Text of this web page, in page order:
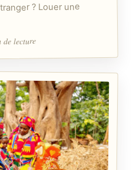
? Louer une
de lecture